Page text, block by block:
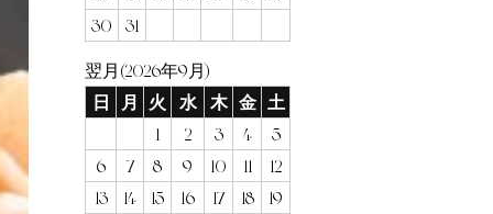
30
31
翌月(2026年9月)
日
月 火 水 木 金 土
1
2 3 4
5
6
7 8 9 10 11
12
13
14 15 16 17 18
19